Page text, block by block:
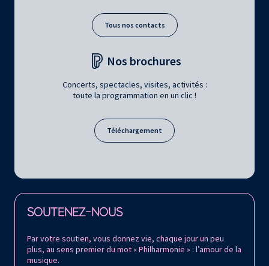
Tous nos contacts
Nos brochures
Concerts, spectacles, visites, activités :
toute la programmation en un clic !
Téléchargement
SOUTENEZ-NOUS
Par votre soutien, vous donnez vie, chaque jour un peu
plus, au sens premier du mot « Philharmonie » : l’amour de la
musique.
Retrouvez la Philharmonie de Paris sur